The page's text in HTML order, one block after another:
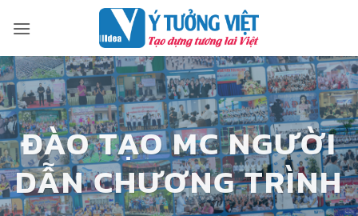
qua
dung
ĐÀO TẠO MC NGƯỜI
DẪN CHƯƠNG TRÌNH